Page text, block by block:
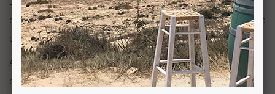
Disfruta creando tu propio vino o bebida en casa con este barril
de 32L. Fabricación Española, madera de roble americano y grifo
de latón.
Además de tener un diseño rústico perfecto para decorar tu
bodega, podrás deleitar a tus amigos con vino o bebida hecho